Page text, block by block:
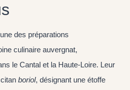
des préparations
culinaire auvergnat,
le Cantal et la Haute-Loire. Leur
boriol, désignant une étoffe